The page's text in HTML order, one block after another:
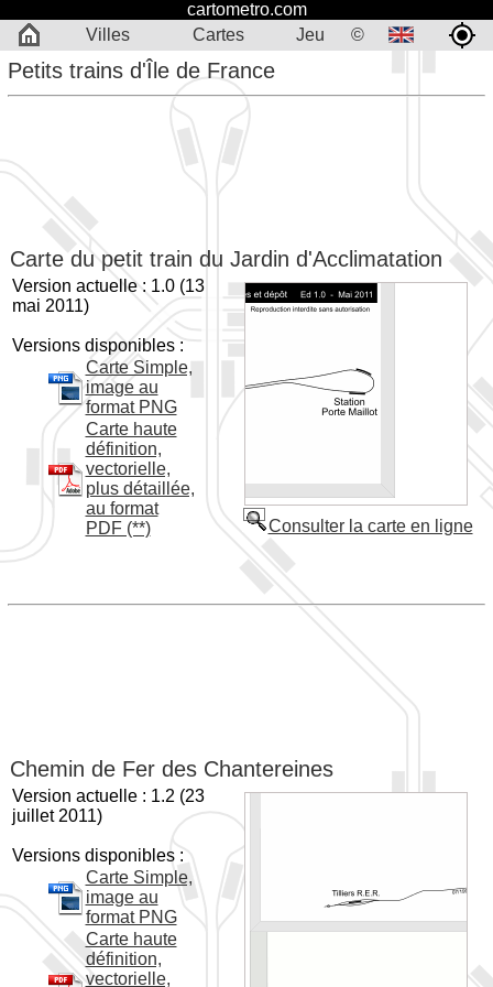
cartometro.com
Villes
Cartes Jeu ©
Petits trains d'Île de France
Carte du petit train du Jardin d'Acclimatation
Version actuelle : 1.0 (13
mai 2011)
Versions disponibles :
Carte Simple,
image au
format PNG
Carte haute
définition,
vectorielle,
plus détaillée,
au format
PDF (**)
Consulter la carte en ligne
Chemin de Fer des Chantereines
Version actuelle : 1.2 (23
juillet 2011)
Versions disponibles :
Carte Simple,
image au
format PNG
Carte haute
définition,
vectorielle,